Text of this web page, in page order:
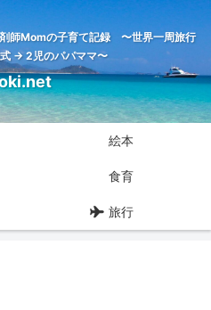
師Momの子育て記録 〜世界一周旅行
→ 2児のパパママ〜
絵本
食育
旅行